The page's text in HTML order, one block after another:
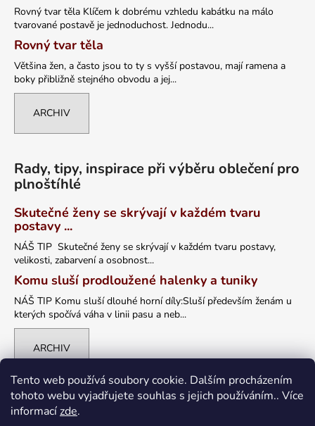
Tento web používá soubory cookie. Dalším procházením
tohoto webu vyjadřujete souhlas s jejich používáním.. Více
informacízde.
Rovný tvar těla Klíčem k dobrému vzhledu kabátku na málo
tvarované postavě je jednoduchost. Jednodu...
Rovný tvar těla
Většina žen, a často jsou to ty s vyšší postavou, mají ramena a
boky přibližně stejného obvodu a jej...
ARCHIV
Rady, tipy, inspirace při výběru oblečení pro
plnoštíhlé
Skutečné ženy se skrývají v každém tvaru
postavy ...
NÁŠ TIP Skutečné ženy se skrývají v každém tvaru postavy,
velikosti, zabarvení a osobnost...
Komu sluší prodloužené halenky a tuniky
NÁŠ TIP Komu sluší dlouhé horní díly:Sluší především ženám u
kterých spočívá váha v linii pasu a neb...
ARCHIV